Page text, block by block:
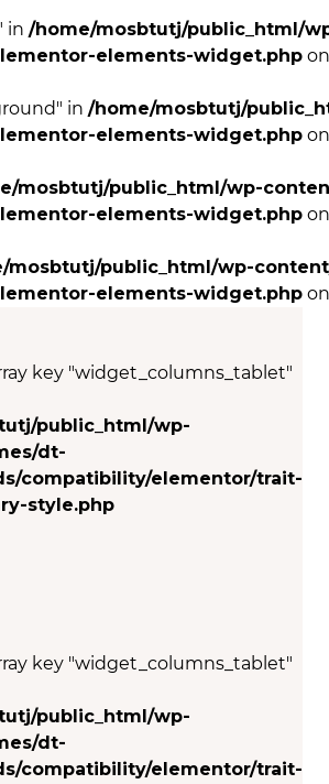
in /home/mosbtutj/public_html/
elements-widget.php
in /home/mosbtutj/
elements-widget.php
mosbtutj/public_html/wp-
elements-widget.php
mosbtutj/public_html/wp-
elements-widget.php
key "widget_columns_tablet"
public_html/wp-
dt-
compatibility/elementor/trait-
style.php
key "widget_columns_tablet"
public_html/wp-
dt-
compatibility/elementor/trait-